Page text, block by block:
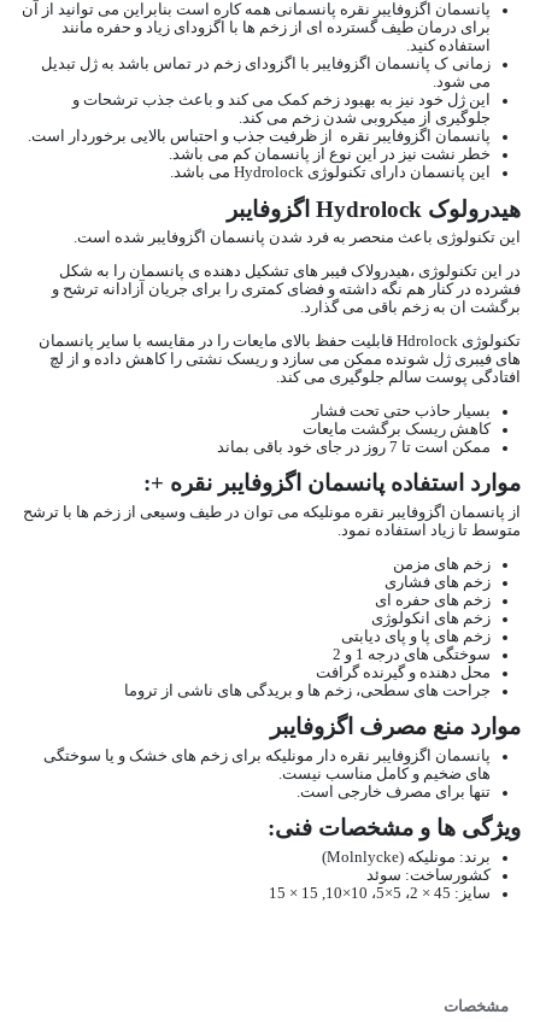
پانسمان اگزوفایبر نقره پانسمانی همه کاره است بنابراین می توانید از آن
برای درمان طیف گسترده ای از زخم ها با اگزودای زیاد و حفره مانند
استفاده کنید.
زمانی ک پانسمان اگزوفایبر با اگزودای زخم در تماس باشد به ژل تبدیل
می شود.
این ژل خود نیز به بهبود زخم کمک می کند و باعث جذب ترشحات و
جلوگیری از میکروبی شدن زخم می کند.
پانسمان اگزوفایبر نقره از ظرفیت جذب و احتباس بالایی برخوردار است.
خطر نشت نیز در این نوع از پانسمان کم می باشد.
این پانسمان دارای تکنولوژی Hydrolock می باشد.
هیدرولوک Hydrolock اگزوفایبر
این تکنولوژی باعث منحصر به فرد شدن پانسمان اگزوفایبر شده است.
در این تکنولوژی ،هیدرولاک فیبر های تشکیل دهنده ی پانسمان را به شکل
فشرده در کنار هم نگه داشته و فضای کمتری را برای جریان آزادانه ترشح و
برگشت ان به زخم باقی می گذارد.
تکنولوژی Hdrolock قابلیت حفظ بالای مایعات را در مقایسه با سایر پانسمان
های فیبری ژل شونده ممکن می سازد و ریسک نشتی را کاهش داده و از لچ
افتادگی پوست سالم جلوگیری می کند.
بسیار حاذب حتی تحت فشار
کاهش ریسک برگشت مایعات
ممکن است تا 7 روز در جای خود باقی بماند
موارد استفاده پانسمان اگزوفایبر نقره +:
از پانسمان اگزوفایبر نقره مونلیکه می توان در طیف وسیعی از زخم ها با ترشح
متوسط تا زیاد استفاده نمود.
زخم های مزمن
زخم های فشاری
زخم های حفره ای
زخم های انکولوژی
زخم های پا و پای دیابتی
سوختگی های درجه 1 و 2
محل دهنده و گیرنده گرافت
جراحت های سطحی، زخم ها و بریدگی های ناشی از تروما
موارد منع مصرف اگزوفایبر
پانسمان اگزوفایبر نقره دار مونلیکه برای زخم های خشک و یا سوختگی
های ضخیم و کامل مناسب نیست.
تنها برای مصرف خارجی است.
ویژگی ها و مشخصات فنی:
برند: مونلیکه (Molnlycke)
کشورساخت: سوئد
سایز: 45 × 2، 5×5، 10×10, 15 × 15
مشخصات